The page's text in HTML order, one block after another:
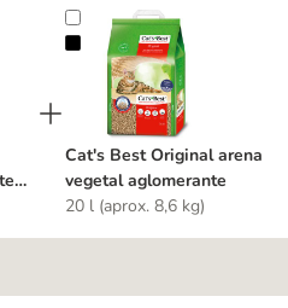
filete en gelatina 24 x 85 g - Pack
Cat's Best Original arena
Cat's Best Original arena
vegetal aglomerante
20 l (aprox. 8,6 kg)